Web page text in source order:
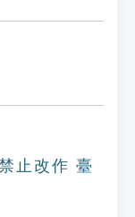
止改作 臺